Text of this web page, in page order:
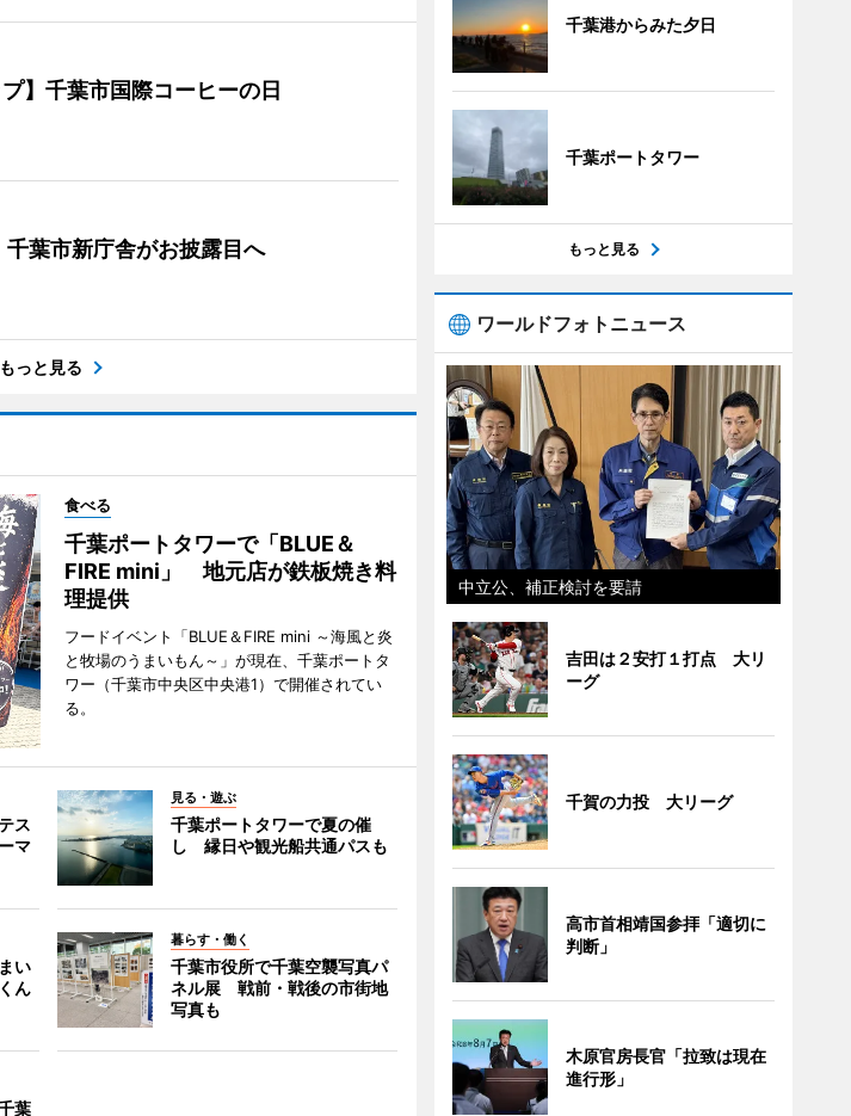
プ】千葉市国際コーヒーの日
千葉市新庁舎がお披露目へ
もっと見る
食べる
千葉ポートタワーで「BLUE＆
FIRE mini」 地元店が鉄板焼き料
理提供
フードイベント「BLUE＆FIRE mini ～海風と炎
と牧場のうまいもん～」が現在、千葉ポートタ
ワー（千葉市中央区中央港1）で開催されてい
る。
ス
マ
見る・遊ぶ
千葉ポートタワーで夏の催
し 縁日や観光船共通パスも
い
ん
暮らす・働く
千葉市役所で千葉空襲写真パ
ネル展 戦前・戦後の市街地
写真も
葉
千葉港からみた夕日
千葉ポートタワー
もっと見る
ワールドフォトニュース
中立公、補正検討を要請
吉田は２安打１打点 大リ
ーグ
千賀の力投 大リーグ
高市首相靖国参拝「適切に
判断」
木原官房長官「拉致は現在
進行形」